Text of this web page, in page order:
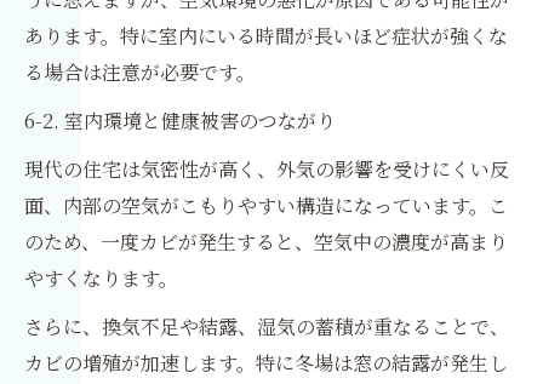
あります。特に室内にいる時間が長いほど症状が強くな
る場合は注意が必要です。
6-2. 室内環境と健康被害のつながり
現代の住宅は気密性が高く、外気の影響を受けにくい反
面、内部の空気がこもりやすい構造になっています。こ
のため、一度カビが発生すると、空気中の濃度が高まり
やすくなります。
さらに、換気不足や結露、湿気の蓄積が重なることで、
カビの増殖が加速します。特に冬場は窓の結露が発生し